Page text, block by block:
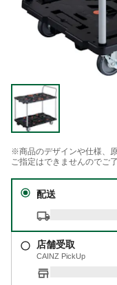
※商品のデザインや仕様、
ご指定はできませんのでご
配送
店舗受取
CAINZ PickUp